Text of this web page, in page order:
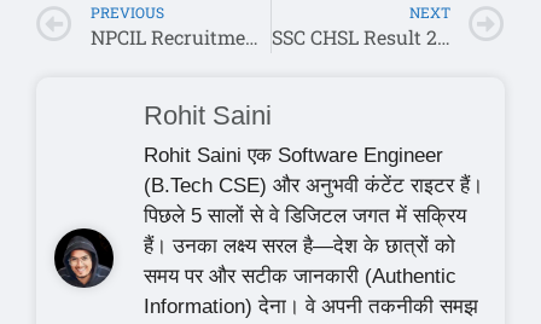
PREVIOUS
NPCIL Recruitment 2026: ITI पास के लिए 245 पदों पर निकली सीधी भर्ती, यहाँ से करें आवेदन
NEXT
SSC CHSL Result 2026 (Out): Check Tier 1 Cut Off & Merit List PDF @ ssc.gov.in
Rohit Saini
Rohit Saini एक Software Engineer
(B.Tech CSE) और अनुभवी कंटेंट राइटर हैं।
पिछले 5 सालों से वे डिजिटल जगत में सक्रिय
हैं। उनका लक्ष्य सरल है—देश के छात्रों को
समय पर और सटीक जानकारी (Authentic
Information) देना। वे अपनी तकनीकी समझ